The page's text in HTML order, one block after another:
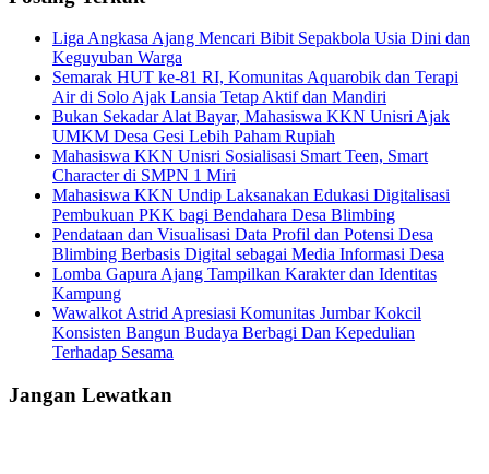
Liga Angkasa Ajang Mencari Bibit Sepakbola Usia Dini dan
Keguyuban Warga
Semarak HUT ke-81 RI, Komunitas Aquarobik dan Terapi
Air di Solo Ajak Lansia Tetap Aktif dan Mandiri
Bukan Sekadar Alat Bayar, Mahasiswa KKN Unisri Ajak
UMKM Desa Gesi Lebih Paham Rupiah
Mahasiswa KKN Unisri Sosialisasi Smart Teen, Smart
Character di SMPN 1 Miri
Mahasiswa KKN Undip Laksanakan Edukasi Digitalisasi
Pembukuan PKK bagi Bendahara Desa Blimbing
Pendataan dan Visualisasi Data Profil dan Potensi Desa
Blimbing Berbasis Digital sebagai Media Informasi Desa
Lomba Gapura Ajang Tampilkan Karakter dan Identitas
Kampung
Wawalkot Astrid Apresiasi Komunitas Jumbar Kokcil
Konsisten Bangun Budaya Berbagi Dan Kepedulian
Terhadap Sesama
Jangan Lewatkan